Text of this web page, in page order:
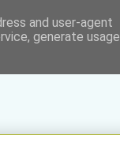
and user-agent
generate usage